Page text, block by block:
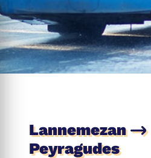
Lannemezan
Peyragudes